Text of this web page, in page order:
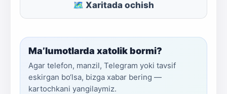
🗺 Xaritada ochish
Ma’lumotlarda xatolik bormi?
Agar telefon, manzil, Telegram yoki tavsif
eskirgan bo‘lsa, bizga xabar bering —
kartochkani yangilaymiz.